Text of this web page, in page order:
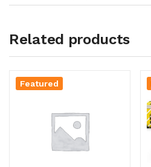
Related products
Featured